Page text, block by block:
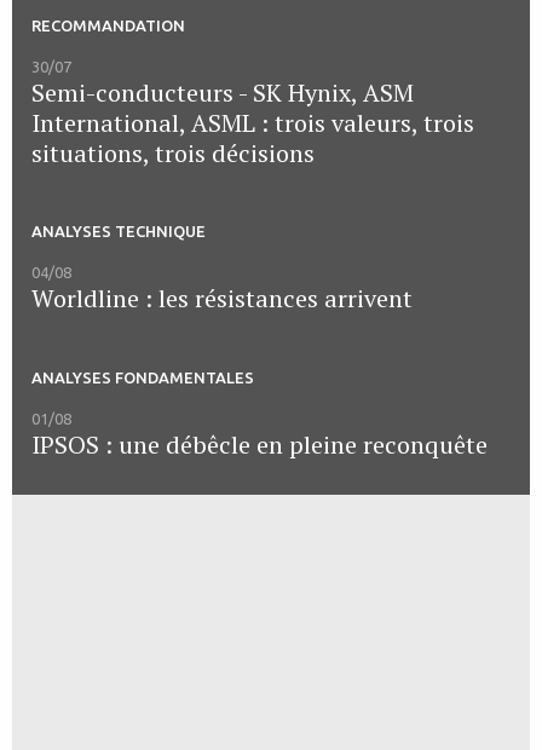
RECOMMANDATION
30/07
Semi-conducteurs - SK Hynix, ASM
International, ASML : trois valeurs, trois
situations, trois décisions
ANALYSES TECHNIQUE
04/08
Worldline : les résistances arrivent
ANALYSES FONDAMENTALES
01/08
IPSOS : une débêcle en pleine reconquête